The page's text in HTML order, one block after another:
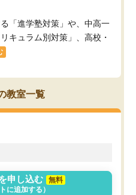
「進学塾対策」や、中高一
キュラム別対策」、高校・
教室一覧
申し込む
無料
に追加する）